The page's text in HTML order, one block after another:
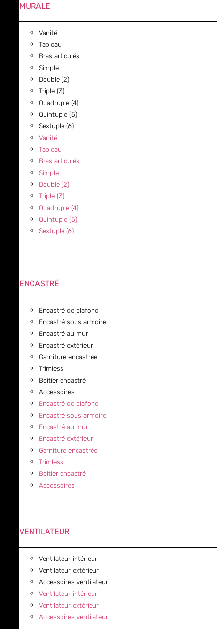
MURALE
Vanité
Tableau
Bras articulés
Simple
Double (2)
Triple (3)
Quadruple (4)
Quintuple (5)
Sextuple (6)
Vanité
Tableau
Bras articulés
Simple
Double (2)
Triple (3)
Quadruple (4)
Quintuple (5)
Sextuple (6)
ENCASTRÉ
Encastré de plafond
Encastré sous armoire
Encastré au mur
Encastré extérieur
Garniture encastrée
Trimless
Boitier encastré
Accessoires
Encastré de plafond
Encastré sous armoire
Encastré au mur
Encastré extérieur
Garniture encastrée
Trimless
Boitier encastré
Accessoires
VENTILATEUR
Ventilateur intérieur
Ventilateur extérieur
Accessoires ventilateur
Ventilateur intérieur
Ventilateur extérieur
Accessoires ventilateur